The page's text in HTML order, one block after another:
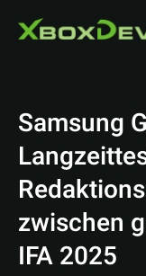
Samsung
zwischen
IFA 2025